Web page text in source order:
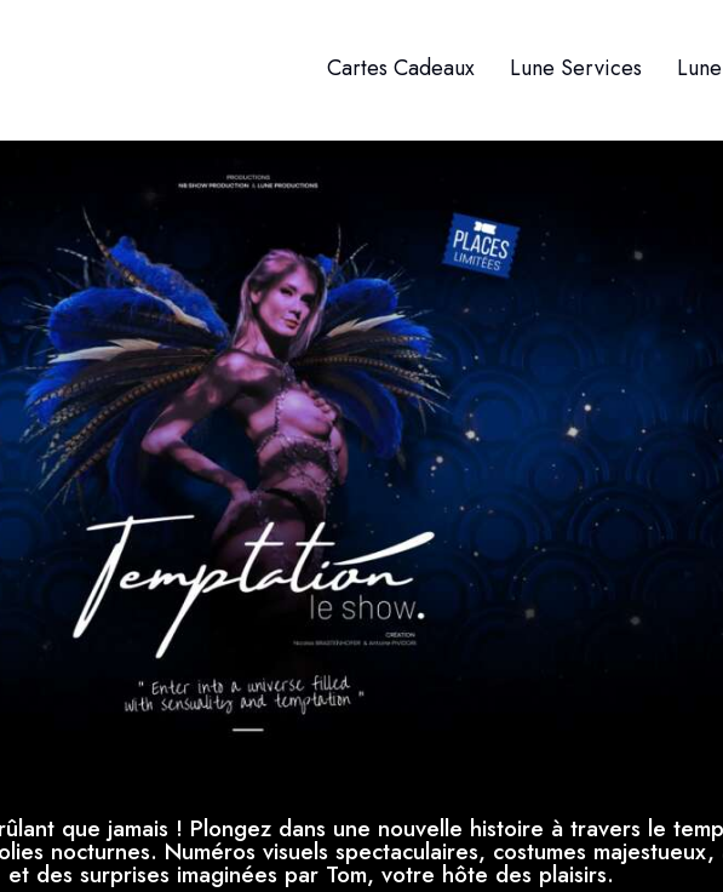
Cartes Cadeaux Lune Services
que jamais ! Plongez dans une nouvelle histoire à travers le
nocturnes. Numéros visuels spectaculaires, costumes majestueux,
des surprises imaginées par Tom, votre hôte des plaisirs.